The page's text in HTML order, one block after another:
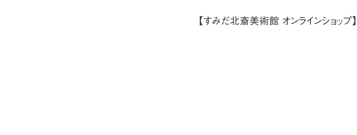
【すみだ北斎美術館 オンラインショップ】